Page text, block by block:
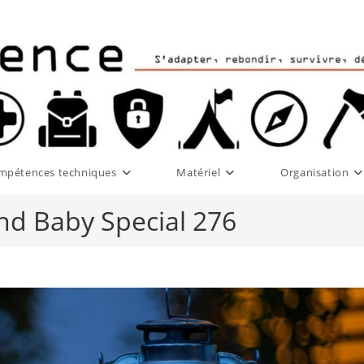
techniques Matériel Organisation
Baby Special 276